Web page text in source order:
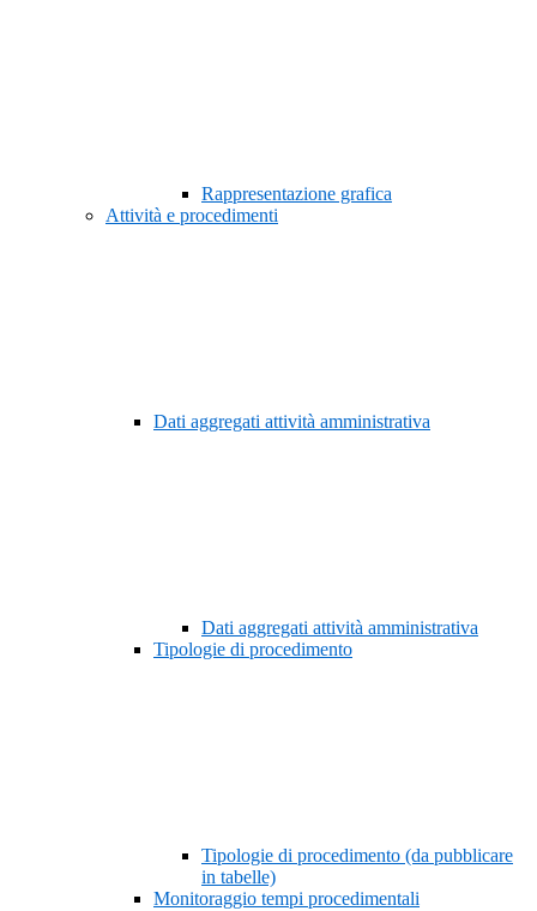
Rappresentazione grafica
Attività e procedimenti
Dati aggregati attività amministrativa
Dati aggregati attività amministrativa
Tipologie di procedimento
Tipologie di procedimento (da pubblicare
in tabelle)
Monitoraggio tempi procedimentali